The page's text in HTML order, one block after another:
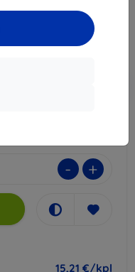
- +
15,21 €/kpl